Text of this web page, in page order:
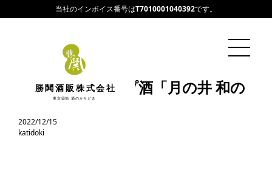
当社のインボイス番号はT7010001040392です。
勝鬨酒販株式会社
東京築地 酒のかちどき
今月ピックアップ酒「月の井 和の
2022/12/15
katidoki